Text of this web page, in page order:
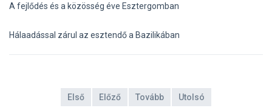
A fejlődés és a közösség éve Esztergomban
Hálaadással zárul az esztendő a Bazilikában
Első Előző Tovább Utolsó